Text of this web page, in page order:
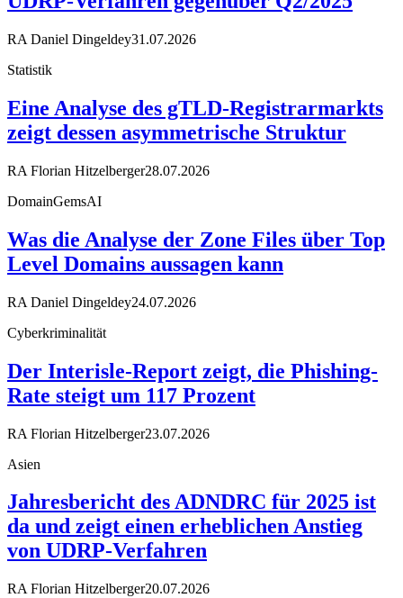
RA Daniel Dingeldey31.07.2026
Statistik
Eine Analyse des gTLD-Registrarmarkts
zeigt dessen asymmetrische Struktur
RA Florian Hitzelberger28.07.2026
DomainGemsAI
Was die Analyse der Zone Files über Top
Level Domains aussagen kann
RA Daniel Dingeldey24.07.2026
Cyberkriminalität
Der Interisle-Report zeigt, die Phishing-
Rate steigt um 117 Prozent
RA Florian Hitzelberger23.07.2026
Asien
Jahresbericht des ADNDRC für 2025 ist
da und zeigt einen erheblichen Anstieg
von UDRP-Verfahren
RA Florian Hitzelberger20.07.2026